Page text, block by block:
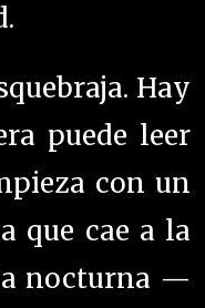
Hay
puede leer
con un
que cae a la
nocturna —